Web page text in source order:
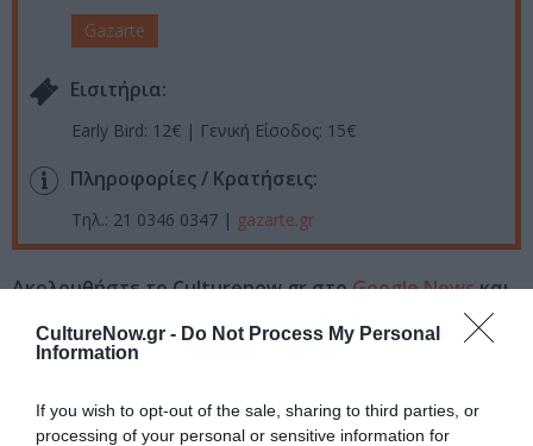
CultureNow.gr - Do Not Process My Personal
Information
If you wish to opt-out of the sale, sharing to third parties, or
processing of your personal or sensitive information for
Gazarte
Eισιτήρια:
Early Bird: 12€ | Γενική Είσοδος: 15€
Πληροφορίες / Κρατήσεις:
Τηλ.: 21 0346 0347 | gazarte.gr
Ακολουθήστε το Culturenow.gr στοGoogle Newsκαι